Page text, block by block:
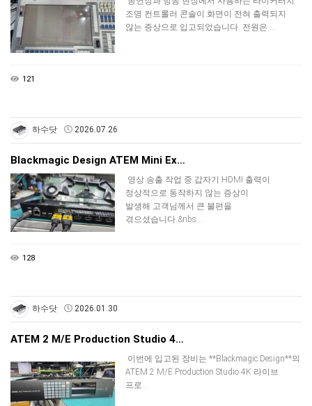
조명 컨트롤러 콘솔이 화면이 전혀 출력되지
않는 증상으로 입고되었습니다. 전원은 …
121
하수닷 2026.07.26
Blackmagic Design ATEM Mini Ex…
영상 송출 작업 중 갑자기 HDMI 출력이
정상적으로 동작하지 않는 증상이
발생해 고객님께서 큰 불편을
겪으셨습니다.&nbs…
128
하수닷 2026.01.30
ATEM 2 M/E Production Studio 4…
이번에 입고된 장비는 **Blackmagic Design**의
ATEM 2 M/E Production Studio 4K 라이브
프로…